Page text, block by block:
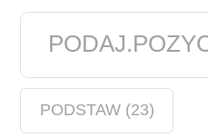
PODSTAW(23)